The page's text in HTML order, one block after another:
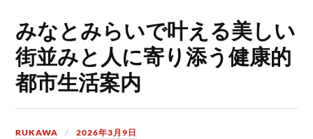
みなとみらいで叶える美しい
街並みと人に寄り添う健康的
都市生活案内
RUKAWA 2026年3月9日